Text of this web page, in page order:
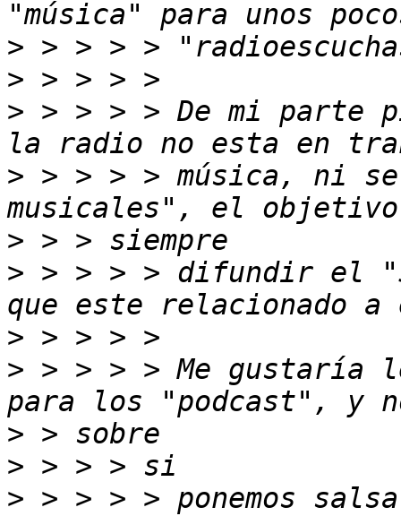
>
>
> > > > > De mi parte
> > > > > música, ni
>
> > > > > difundir el
>
> > > > > Me gustaría
>
>
> > > > > ponemos